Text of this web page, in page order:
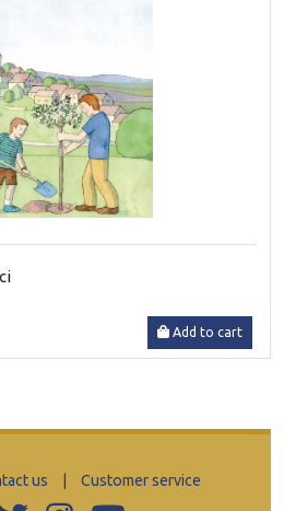
Add to cart
us Customer service